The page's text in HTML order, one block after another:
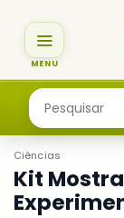
content
Pesquisar
por:
Ciências
Kit